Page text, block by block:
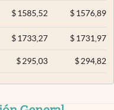
$ 1585,52 $1576,89
$ 1733,27 $1731,97
$ 295,03 $294,82